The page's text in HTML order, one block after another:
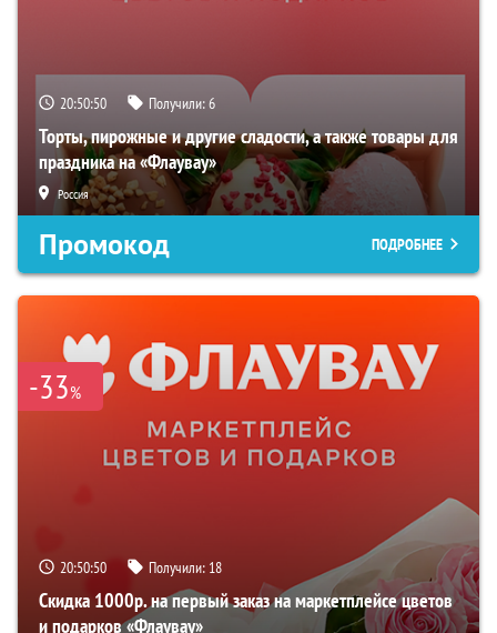
20:50:49 Получили:6
Торты, пирожные и другие сладости, а также товары для
праздника на «Флаувау»
Россия
Промокод ПОДРОБНЕЕ
-33%
20:50:49 Получили: 18
Скидка 1000р. на первый заказ на маркетплейсе цветов
и подарков «Флаувау»